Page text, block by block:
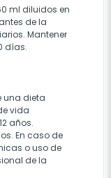
ml diluidos en
de la
Mantener
días.
una dieta
vida
años.
En caso de
o uso de
de la